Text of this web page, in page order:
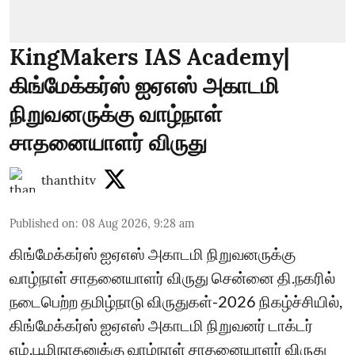
KingMakers IAS Academy|
கிங்மேக்கர்ஸ் ஐஏஎஸ் அகாடமி
நிறுவனருக்கு வாழ்நாள்
சாதனையாளர் விருது
thanthitv
Published on: 08 Aug 2026, 9:28 am
கிங்மேக்கர்ஸ் ஐஏஎஸ் அகாடமி நிறுவனருக்கு
வாழ்நாள் சாதனையாளர் விருது சென்னை தி.நகரில்
நடைபெற்ற தமிழ்நாடு விருதுகள்-2026 நிகழ்ச்சியில்,
கிங்மேக்கர்ஸ் ஐஏஎஸ் அகாடமி நிறுவனர் டாக்டர்
எம்.பூமிநாதனுக்கு வாழ்நாள் சாதனையாளர் விருது